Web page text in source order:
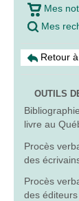
Mes
Mes
Retour
OUTILS
livre au
Procès
des
Procès
des